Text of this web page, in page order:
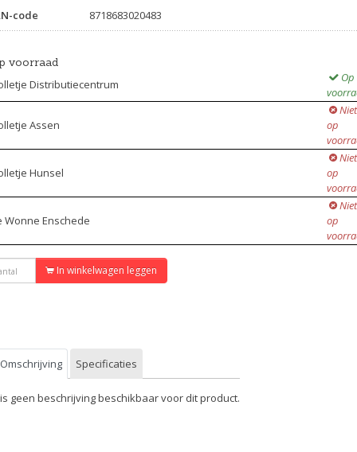
code
8718683020483
voorraad
Distributiecentrum
Op
Assen
Niet
op
Hunsel
Niet
op
Wonne Enschede
Niet
op
In winkelwagen leggen
Omschrijving Specificaties
geen beschrijving beschikbaar voor dit product.